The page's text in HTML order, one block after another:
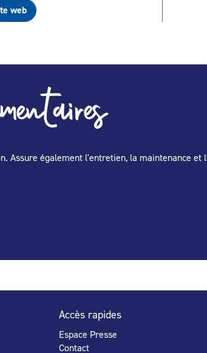
web
Assure également l'entretien, la maintenance et
Accès rapides
Espace Presse
Contact